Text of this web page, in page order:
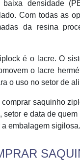
densidade
Com todas as
da resina
é o lacre. O
o lacre
o uso no setor de
saquinho
e data de
embalagem sigilosa.